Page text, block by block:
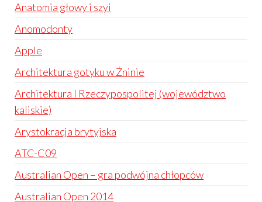
Anatomia głowy i szyi
Anomodonty
Apple
Architektura gotyku w Żninie
Architektura I Rzeczypospolitej (województwo
kaliskie)
Arystokracja brytyjska
ATC-C09
Australian Open – gra podwójna chłopców
Australian Open 2014